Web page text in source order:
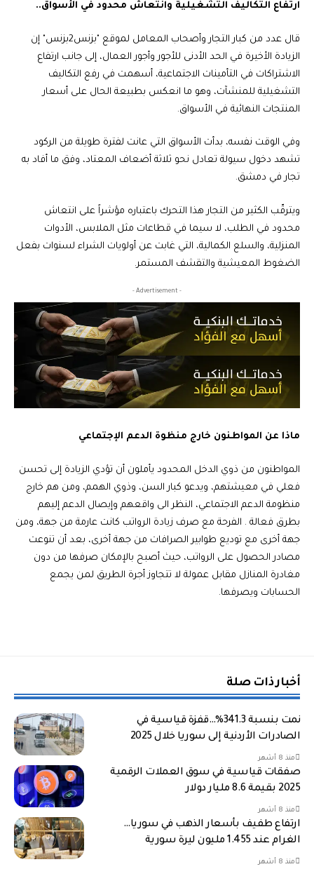
ارتفاع التكاليف التشغيلية وانتعاش محدود في الأسواق..
قال عدد من كبار التجار وأصحاب المعامل لموقع "بزنس2بزنس" إن
الزيادة الأخيرة في الحد الأدنى للأجور وأجور العمال، إلى جانب ارتفاع
الاشتراكات في التأمينات الاجتماعية، أسهمت في رفع التكاليف
التشغيلية للمنشآت، وهو ما انعكس بطبيعة الحال على أسعار
المنتجات النهائية في الأسواق.
وفي الوقت نفسه، بدأت الأسواق التي عانت لفترة طويلة من الركود
تشهد دخول سيولة تعادل نحو ثلاثة أضعاف المعتاد، وفق ما أفاد به
تجار في دمشق.
ويترقّب الكثير من التجار هذا التحرك باعتباره مؤشراً على انتعاش
محدود في الطلب، لا سيما في قطاعات مثل الملابس، الأدوات
المنزلية، والسلع الكمالية، التي غابت عن أولويات الشراء لسنوات بفعل
الضغوط المعيشية والتقشف المستمر.
- Advertisement -
ماذا عن المواطنون خارج منظوة الدعم الإجتماعي
المواطنون من ذوي الدخل المحدود يأملون أن تؤدي الزيادة إلى تحسن
فعلي في معيشتهم، ويدعو كبار السن، وذوي الهمم، ومن هم خارج
منظومة الدعم الاجتماعي، النظر الى واقعهم وإيصال الدعم إليهم
بطرق فعالة . الفرحة مع صرف زيادة الرواتب كانت عارمة من جهة، ومن
جهة أخرى مع توديع طوابير الصرافات من جهة أخرى، بعد أن تنوعت
مصادر الحصول على الرواتب، حيث أصبح بالإمكان صرفها من دون
مغادرة المنازل مقابل عمولة لا تتجاوز أجرة الطريق لمن يجمع
الحسابات ويصرفها.
أخبار ذات صلة
نمت بنسبة 341.3%…قفزة قياسية في
الصادرات الأردنية إلى سوريا خلال 2025
منذ 8 أشهر
صفقات قياسية في سوق العملات الرقمية
2025 بقيمة 8.6 مليار دولار
منذ 8 أشهر
ارتفاع طفيف بأسعار الذهب في سوريا…
الغرام عند 1.455 مليون ليرة سورية
منذ 8 أشهر